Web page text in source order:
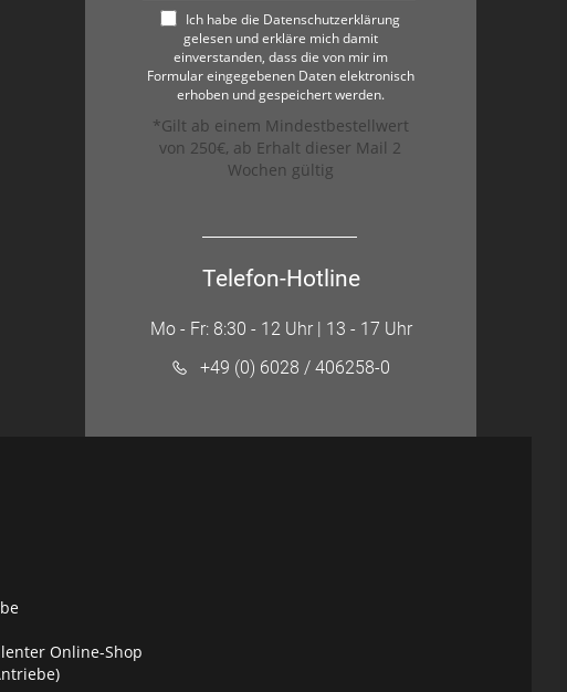
Ich habe die Datenschutzerklärung
gelesen und erkläre mich damit
einverstanden, dass die von mir im
Formular eingegebenen Daten elektronisch
erhoben und gespeichert werden.
*Gilt ab einem Mindestbestellwert
von 250€, ab Erhalt dieser Mail 2
Wochen gültig
Telefon-Hotline
Mo - Fr: 8:30 - 12 Uhr | 13 - 17 Uhr
+49 (0) 6028 / 406258-0
Online-Shop